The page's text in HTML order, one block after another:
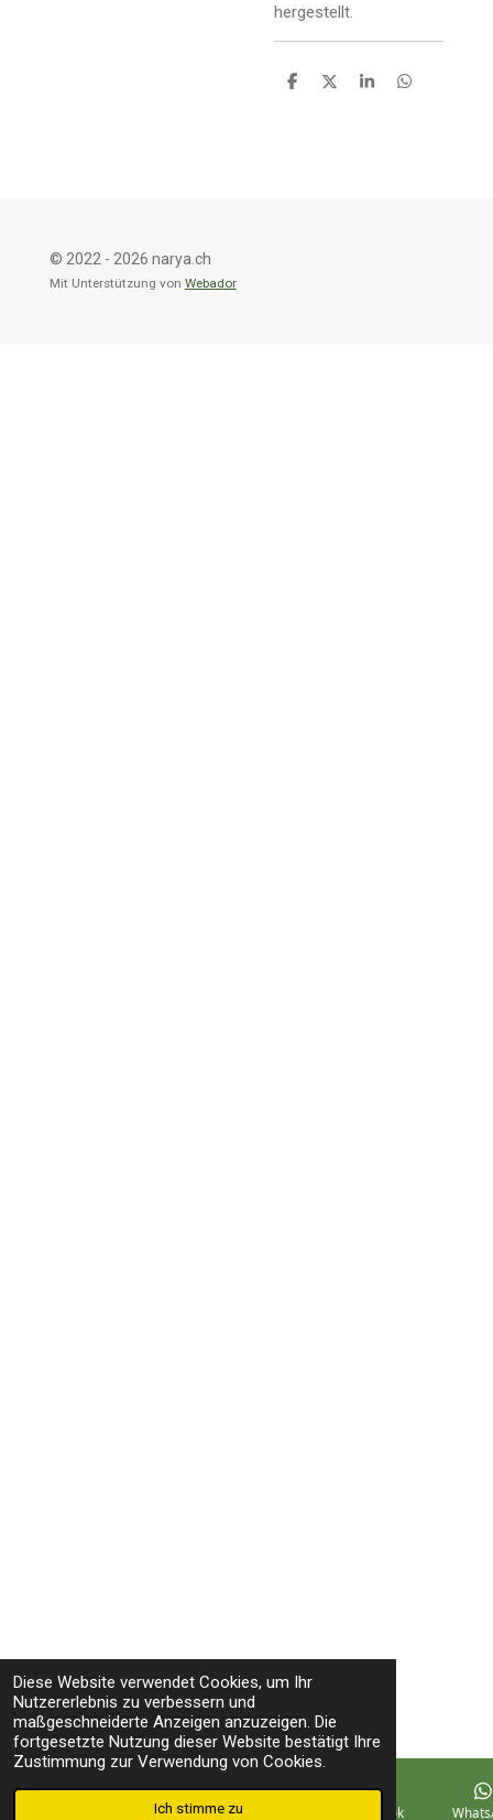
Diese Website verwendet Cookies, um Ihr
Nutzererlebnis zu verbessern und
maßgeschneiderte Anzeigen anzuzeigen. Die
fortgesetzte Nutzung dieser Website bestätigt Ihre
Zustimmung zur Verwendung von Cookies.
Ich stimme zu
hergestellt.
T
T
T
T
© 2022 - 2026 narya.ch
Mit Unterstützung von Webador
Telefon Facebook